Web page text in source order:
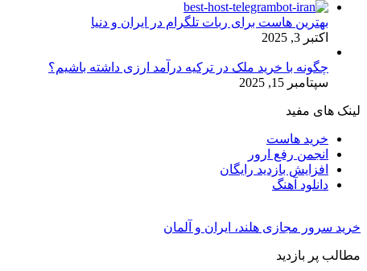
بهترین هاست برای ربات تلگرام در ایران و دنیا
اکتبر 3, 2025
چگونه با خرید ملک در ترکیه درآمد ارزی داشته باشیم؟
سپتامبر 15, 2025
لینک های مفید
خرید هاست
انجمن رفع ارور
افزایش بازدید رایگان
دانلود آهنگ
خرید سرور مجازی هلند، ایران و آلمان
مطالب پر بازدید